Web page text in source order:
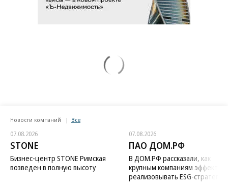
Новости компаний Все
07.08.2026
STONE
Бизнес-центр STONE Римская
возведен в полную высоту
07.08.2026
ПАО ДОМ.РФ
В ДОМ.РФ рассказали, как
крупным компаниям
реализовывать ESG-стратегию